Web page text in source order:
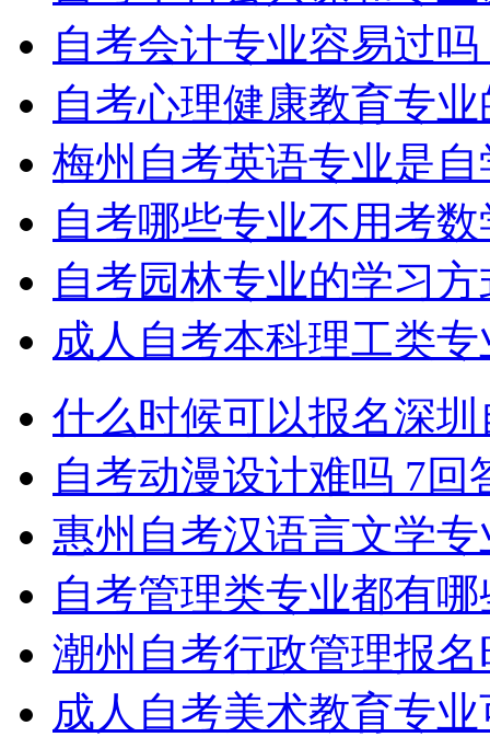
自考会计专业容易过吗
自考心理健康教育专
梅州自考英语专业是
自考哪些专业不用考
自考园林专业的学习
成人自考本科理工类
什么时候可以报名深
自考动漫设计难吗 7回
惠州自考汉语言文学
自考管理类专业都有
潮州自考行政管理报
成人自考美术教育专